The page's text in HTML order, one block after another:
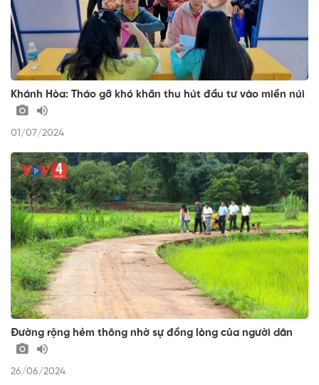
Khánh Hòa: Tháo gỡ khó khăn thu hút đầu tư vào miền núi
01/07/2024
Đường rộng hẻm thông nhờ sự đồng lòng của người dân
26/06/2024